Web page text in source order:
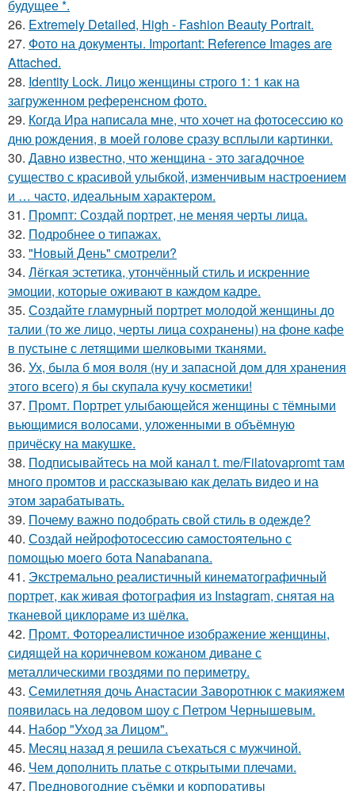
будущее *.
26. Extremely Detailed, High - Fashion Beauty Portrait.
27. Фото на документы. Important: Reference Images are
Attached.
28. Identity Lock. Лицо женщины строго 1: 1 как на
загруженном референсном фото.
29. Когда Ира написала мне, что хочет на фотосессию ко
дню рождения, в моей голове сразу всплыли картинки.
30. Давно известно, что женщина - это загадочное
существо с красивой улыбкой, изменчивым настроением
и … часто, идеальным характером.
31. Промпт: Создай портрет, не меняя черты лица.
32. Подробнее о типажах.
33. "Новый День" смотрели?
34. Лёгкая эстетика, утончённый стиль и искренние
эмоции, которые оживают в каждом кадре.
35. Создайте гламурный портрет молодой женщины до
талии (то же лицо, черты лица сохранены) на фоне кафе
в пустыне с летящими шелковыми тканями.
36. Ух, была б моя воля (ну и запасной дом для хранения
этого всего) я бы скупала кучу косметики!
37. Промт. Портрет улыбающейся женщины с тёмными
вьющимися волосами, уложенными в объёмную
причёску на макушке.
38. Подписывайтесь на мой канал t. me/Filatovapromt там
много промтов и рассказываю как делать видео и на
этом зарабатывать.
39. Почему важно подобрать свой стиль в одежде?
40. Создай нейрофотосессию самостоятельно с
помощью моего бота Nanabanana.
41. Экстремально реалистичный кинематографичный
портрет, как живая фотография из Instagram, снятая на
тканевой циклораме из шёлка.
42. Промт. Фотореалистичное изображение женщины,
сидящей на коричневом кожаном диване с
металлическими гвоздями по периметру.
43. Семилетняя дочь Анастасии Заворотнюк с макияжем
появилась на ледовом шоу с Петром Чернышевым.
44. Набор "Уход за Лицом".
45. Месяц назад я решила съехаться с мужчиной.
46. Чем дополнить платье с открытыми плечами.
47. Предновогодние съёмки и корпоративы